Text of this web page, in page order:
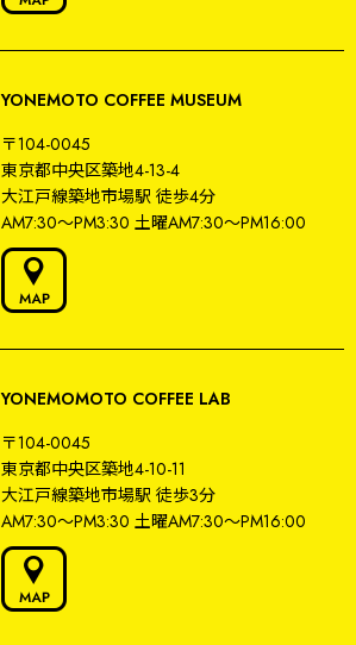
YONEMOTO COFFEE MUSEUM
〒104-0045
東京都中央区築地4-13-4
大江戸線築地市場駅 徒歩4分
AM7:30～PM3:30 土曜AM7:30〜PM16:00
YONEMOMOTO COFFEE LAB
〒104-0045
東京都中央区築地4-10-11
大江戸線築地市場駅 徒歩3分
AM7:30～PM3:30 土曜AM7:30〜PM16:00